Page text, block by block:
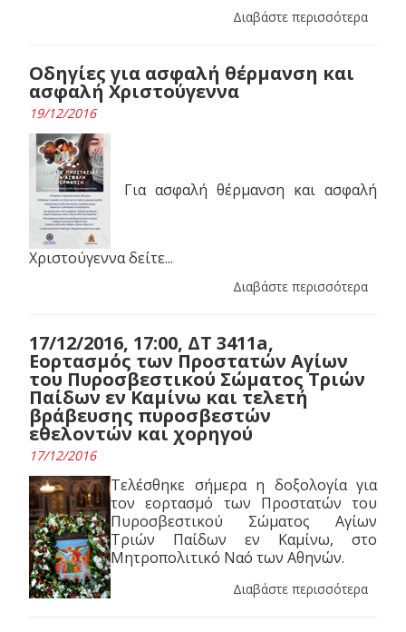
Διαβάστε περισσότερα
Οδηγίες για ασφαλή θέρμανση και
ασφαλή Χριστούγεννα
19/12/2016
Για ασφαλή θέρμανση και ασφαλή
Χριστούγεννα δείτε...
Διαβάστε περισσότερα
17/12/2016, 17:00, ΔΤ 3411a,
Εορτασμός των Προστατών Αγίων
του Πυροσβεστικού Σώματος Τριών
Παίδων εν Καμίνω και τελετή
βράβευσης πυροσβεστών
εθελοντών και χορηγού
17/12/2016
Τελέσθηκε σήμερα η δοξολογία για
τον εορτασμό των Προστατών του
Πυροσβεστικού Σώματος Αγίων
Τριών Παίδων εν Καμίνω, στο
Μητροπολιτικό Ναό των Αθηνών.
Διαβάστε περισσότερα